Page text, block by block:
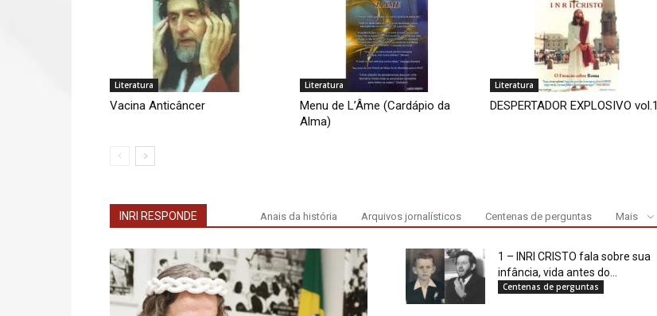
Literatura
Vacina Anticâncer
Literatura
Menu de L’Âme (Cardápio da
Alma)
Literatura
DESPERTADOR EXPLOSIVO vol.1
INRI RESPONDE Anais da história Arquivos jornalísticos Centenas de perguntas Mais
1 – INRI CRISTO fala sobre sua
infância, vida antes do...
Centenas de perguntas